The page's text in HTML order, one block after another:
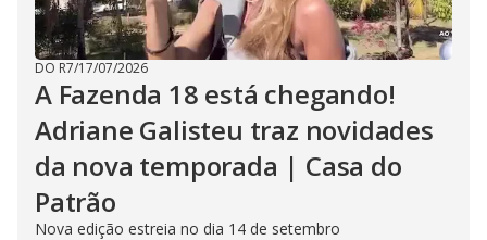
DO R7/17/07/2026
A Fazenda 18 está chegando!
Adriane Galisteu traz novidades
da nova temporada | Casa do
Patrão
Nova edição estreia no dia 14 de setembro